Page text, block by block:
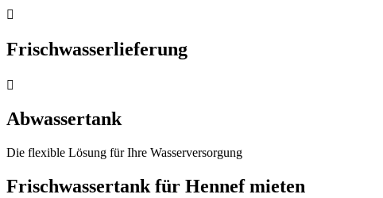

Frischwasserlieferung

Abwassertank
Die flexible Lösung für Ihre Wasserversorgung
Frischwassertank für Hennef mieten